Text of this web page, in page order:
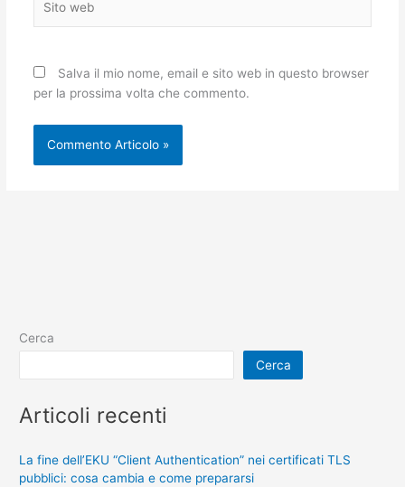
web
Salva il mio nome, email e sito web in questo browser
per la prossima volta che commento.
Cerca
Cerca
Articoli recenti
La fine dell’EKU “Client Authentication” nei certificati TLS
pubblici: cosa cambia e come prepararsi